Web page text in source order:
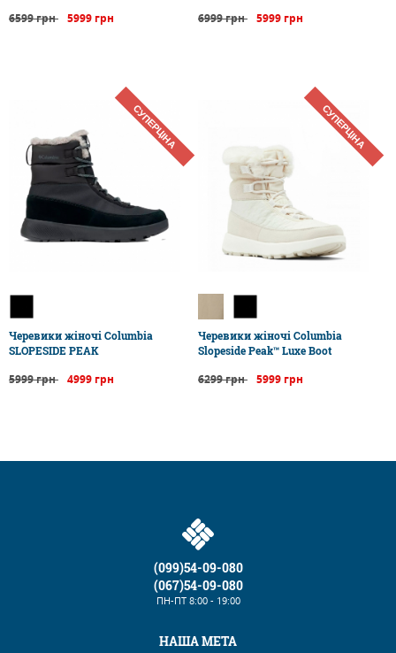
6599 грн 5999 грн 6999 грн 5999 грн
СУПЕРЦІНА
Черевики жіночі Columbia
SLOPESIDE PEAK
5999 грн 4999 грн
СУПЕРЦІНА
Черевики жіночі Columbia
Slopeside Peak™ Luxe Boot
6299 грн 5999 грн
(099)54-09-080
(067)54-09-080
ПН-ПТ8:00 - 19:00
НАША МЕТА